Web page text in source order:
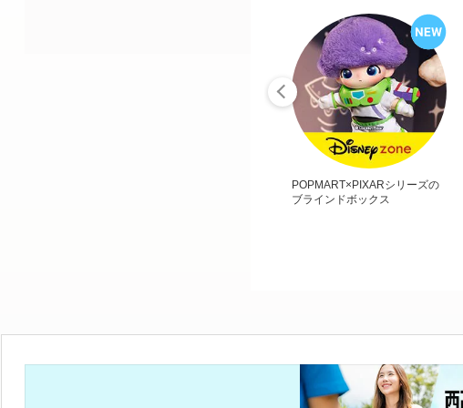
POPMART×PIXARシリーズの
ブラインドボックス